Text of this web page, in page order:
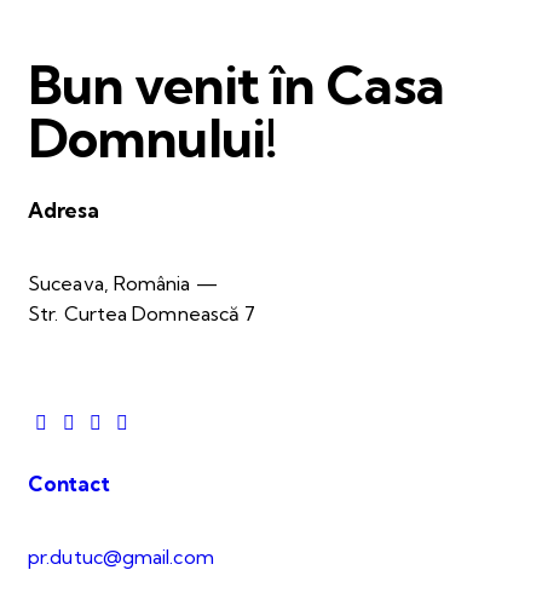
Bun venit în Casa
Domnului!
Adresa
Suceava, România —
Str. Curtea Domnească 7
Contact
pr.dutuc@gmail.com